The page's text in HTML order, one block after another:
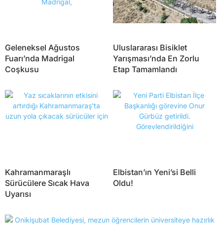
Geleneksel Ağustos
Fuarı’nda Madrigal
Coşkusu
Uluslararası Bisiklet
Yarışması’nda En Zorlu
Etap Tamamlandı
Kahramanmaraşlı
Sürücülere Sıcak Hava
Uyarısı
Elbistan’ın Yeni’si Belli
Oldu!